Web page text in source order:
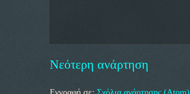
Νεότερη ανάρτηση